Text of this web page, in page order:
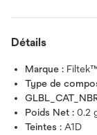
Détails
Marque :
Type de
Poids Net : 0.2
Teintes : A1D